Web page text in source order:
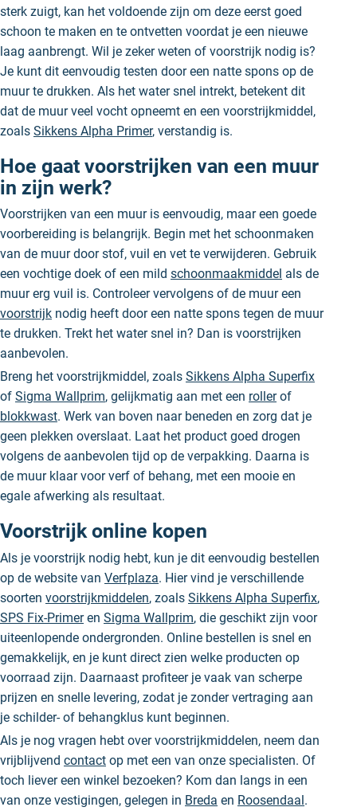
sterk zuigt, kan het voldoende zijn om deze eerst goed
schoon te maken en te ontvetten voordat je een nieuwe
laag aanbrengt. Wil je zeker weten of voorstrijk nodig is?
Je kunt dit eenvoudig testen door een natte spons op de
muur te drukken. Als het water snel intrekt, betekent dit
dat de muur veel vocht opneemt en een voorstrijkmiddel,
zoals Sikkens Alpha Primer, verstandig is.
Hoe gaat voorstrijken van een muur
in zijn werk?
Voorstrijken van een muur is eenvoudig, maar een goede
voorbereiding is belangrijk. Begin met het schoonmaken
van de muur door stof, vuil en vet te verwijderen. Gebruik
een vochtige doek of een mild schoonmaakmiddel als de
muur erg vuil is. Controleer vervolgens of de muur een
voorstrijk nodig heeft door een natte spons tegen de muur
te drukken. Trekt het water snel in? Dan is voorstrijken
aanbevolen.
Breng het voorstrijkmiddel, zoals Sikkens Alpha Superfix
of Sigma Wallprim, gelijkmatig aan met een rollerof
blokkwast. Werk van boven naar beneden en zorg dat je
geen plekken overslaat. Laat het product goed drogen
volgens de aanbevolen tijd op de verpakking. Daarna is
de muur klaar voor verf of behang, met een mooie en
egale afwerking als resultaat.
Voorstrijk online kopen
Als je voorstrijk nodig hebt, kun je dit eenvoudig bestellen
op de website van Verfplaza. Hier vind je verschillende
soorten voorstrijkmiddelen, zoals Sikkens Alpha Superfix,
SPS Fix-Primeren Sigma Wallprim, die geschikt zijn voor
uiteenlopende ondergronden. Online bestellen is snel en
gemakkelijk, en je kunt direct zien welke producten op
voorraad zijn. Daarnaast profiteer je vaak van scherpe
prijzen en snelle levering, zodat je zonder vertraging aan
je schilder- of behangklus kunt beginnen.
Als je nog vragen hebt over voorstrijkmiddelen, neem dan
vrijblijvend contact op met een van onze specialisten. Of
toch liever een winkel bezoeken? Kom dan langs in een
van onze vestigingen, gelegen in Breda en Roosendaal.